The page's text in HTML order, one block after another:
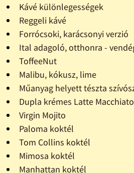
Kávé különlegességek
Reggeli kávé
Forrócsoki, karácsonyi verzió
Ital adagoló, otthonra -
ToffeeNut
Malibu, kókusz, lime
Műanyag helyett tészta
Dupla krémes Latte Macchiato
Virgin Mojito
Paloma koktél
Tom Collins koktél
Mimosa koktél
Manhattan koktél